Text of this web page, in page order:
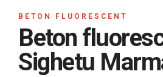
BETON FLUORESCENT
Beton
Sighetu